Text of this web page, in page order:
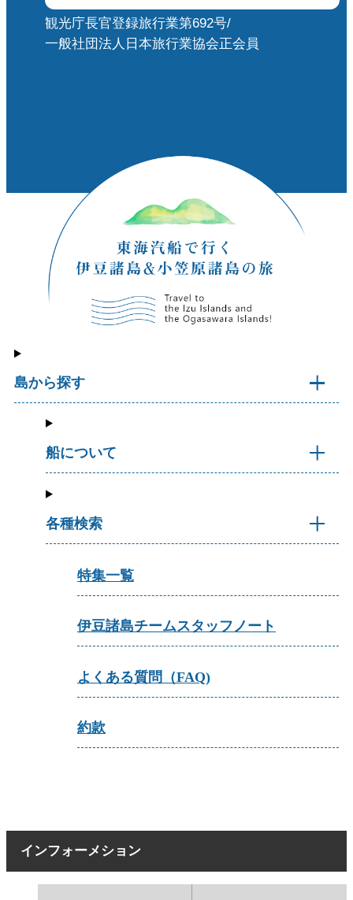
観光庁長官登録旅行業第692号/
一般社団法人日本旅行業協会正会員
島から探す
船について
各種検索
特集一覧
伊豆諸島チームスタッフノート
よくある質問（FAQ)
約款
インフォーメション